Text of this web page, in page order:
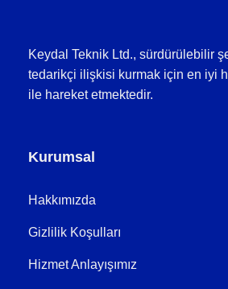
Keydal Teknik Ltd., sürdürülebilir
tedarikçi ilişkisi kurmak için en iyi
ile hareket etmektedir.
Kurumsal
Hakkımızda
Gizlilik Koşulları
Hizmet Anlayışımız